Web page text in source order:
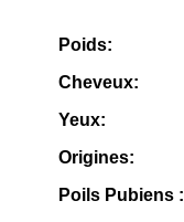
Poids:
Cheveux:
Yeux:
Origines:
Poils Pubiens :